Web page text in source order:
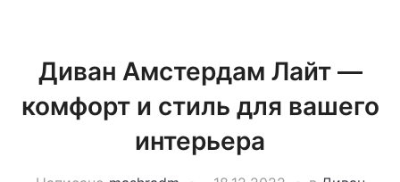
Диван Амстердам Лайт —
комфорт и стиль для вашего
интерьера